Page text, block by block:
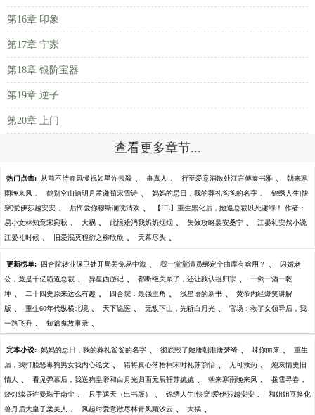
第16章 印象
第17章 宁家
第18章 银阶宝器
第19章 逆子
第20章 上门
查看更多章节...
热门点击: 从前不待春风慢祝如星许云毅 、 蛊真人 、 行至爱意消散处江言傅秦书雅 、 朝来寒
雨晚来风 、 鹤别空山踏明月孟谦荀宋雪诗 、 妈妈的忌日，我的葬礼爸爸的名字 、 锦绣人生[快
穿]爱伊莎越安安 、 后悔爱你穆斯澜沈清欢 、 【HL】重生黑化后，她逼总裁以死谢罪！ 作者：
易小文林知意宋宛秋 、 大祸 、 此恨难消我奶奶烟烟 、 失效攻略裴安桑宁 、 江晏礼安然小说
江晏礼时候 、 旧爱泯灭程衍之柳欣欣 、 天幕尽头 、
更新榜单: 四合院转业保卫处开局罢免易中海 、 我一堂堂演员绑定个曲库有啥用？ 、 闪婚老
公，竟是千亿霸道总裁 、 异星西游记 、 都断绝关系了，还让我认祖归宗 、 一剑一酒一乾
坤 、 二十四史原来这么有趣 、 四合院：最强主角 、 浅星语的新书 、 黄帝内经爆笑讲解
版 、 重生60年代纵横北境 、 天下诡医 、 无敌下山，先斩白月光 、 官场：救了女领导后，我
一路飞升 、 短篇鬼故事录 、
完本小说: 妈妈的忌日，我的葬礼爸爸的名字 、 彻底毁了她唐朝淮唐梦绮 、 味你而来 、 重生
后，我打脸恶毒狗男女我内心论文 、 错将真心落梧桐宋时礼苏韵怡 、 无可救药 、 炮灰情史旧
情人 、 看见弹幕后，我送狗皇帝和白月光归西元辰轩苏婉婉 、 朝来寒雨晚来风 、 拨雪寻春，
烧灯续昼许曼珠于南尘 、 只手遮天（出书版） 、 锦绣人生[快穿]爱伊莎越安安 、 和姐姐互换化
兽丹后大皇子柔美人 、 风起时爱意散尽林青风顾汐云 、 大祸 、